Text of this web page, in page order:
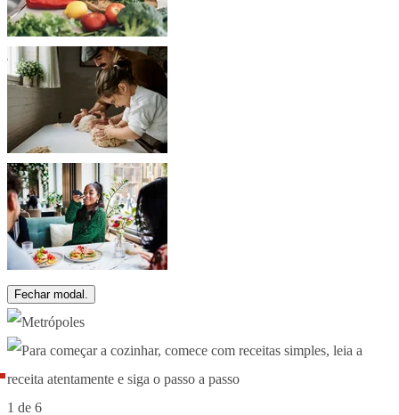
Fechar modal.
1 de 6